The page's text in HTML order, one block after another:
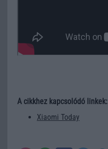
A cikkhez kapcsolódó linkek:
Xiaomi Today